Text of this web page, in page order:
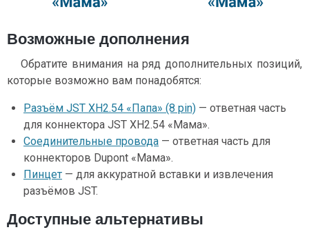
Возможные дополнения
Обратите внимания на ряд дополнительных позиций,
которые возможно вам понадобятся:
Разъём JST XH2.54 «Папа» (8 pin) — ответная часть
для коннектора JST XH2.54 «Мама».
Соединительные провода — ответная часть для
коннекторов Dupont «Мама».
Пинцет — для аккуратной вставки и извлечения
разъёмов JST.
Доступные альтернативы